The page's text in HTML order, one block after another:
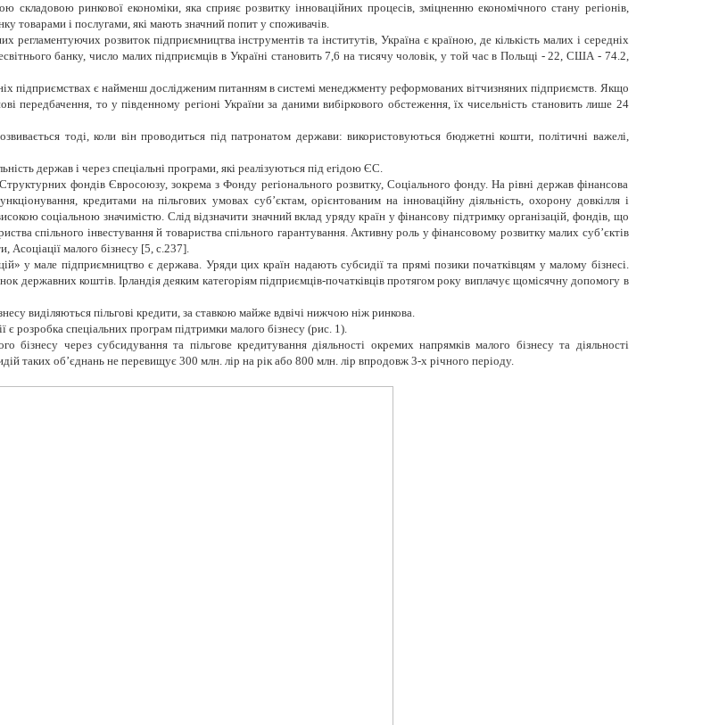
ринкової економіки, яка сприяє розвитку інноваційних процесів, зміцненню економічного стану регіонів,
товарами і послугами, які мають значний попит у споживачів.
регламентуючих розвиток підприємництва інструментів та інститутів, Україна є країною, де кількість малих і середніх
банку, число малих підприємців в Україні становить 7,6 на тисячу чоловік, у той час в Польщі - 22, США - 74.2,
підприємствах є найменш дослідженим питанням в системі менеджменту реформованих вітчизняних підприємств. Якщо
то у південному регіоні України за даними вибіркового обстеження, їх чисельність становить лише 24
тоді, коли він проводиться під патронатом держави: використовуються бюджетні кошти, політичні важелі,
держав і через спеціальні програми, які реалізуються під егідою ЄС.
фондів Євросоюзу, зокрема з Фонду регіонального розвитку, Соціального фонду. На рівні держав фінансова
кредитами на пільгових умовах суб’єктам, орієнтованим на інноваційну діяльність, охорону довкілля і
соціальною значимістю. Слід відзначити значний вклад уряду країн у фінансову підтримку організацій, фондів, що
спільного інвестування й товариства спільного гарантування. Активну роль у фінансовому розвитку малих суб’єктів
Асоціації малого бізнесу [5, c.237].
у мале підприємництво є держава. Уряди цих країн надають субсидії та прямі позики початківцям у малому бізнесі.
державних коштів. Ірландія деяким категоріям підприємців-початківців протягом року виплачує щомісячну допомогу в
виділяються пільгові кредити, за ставкою майже вдвічі нижчою ніж ринкова.
розробка спеціальних програм підтримки малого бізнесу(рис. 1).
бізнесу через субсидування та пільгове кредитування діяльності окремих напрямків малого бізнесу та діяльності
таких об’єднань не перевищує 300 млн. лір на рік або 800 млн. лір впродовж 3-х річного періоду.